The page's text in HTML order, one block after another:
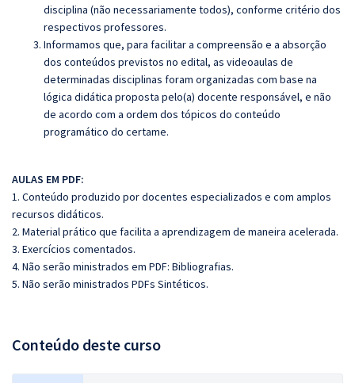
disciplina (não necessariamente todos), conforme critério dos
respectivos professores.
Informamos que, para facilitar a compreensão e a absorção
dos conteúdos previstos no edital, as videoaulas de
determinadas disciplinas foram organizadas com base na
lógica didática proposta pelo(a) docente responsável, e não
de acordo com a ordem dos tópicos do conteúdo
programático do certame.
AULAS EM PDF:
1. Conteúdo produzido por docentes especializados e com amplos
recursos didáticos.
2. Material prático que facilita a aprendizagem de maneira acelerada.
3. Exercícios comentados.
4. Não serão ministrados em PDF: Bibliografias.
5. Não serão ministrados PDFs Sintéticos.
Conteúdo deste curso